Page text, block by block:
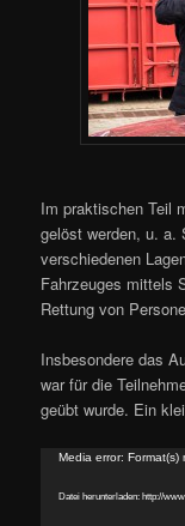
Im praktischen Teil
gelöst werden, u. a.
verschiedenen
Fahrzeuges mittels
Rettung von
Insbesondere das
war für die
geübt wurde. Ein
Video-
Media error:
Datei herunterladen: http://